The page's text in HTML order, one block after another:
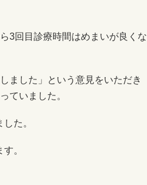
3回目診療時間はめまいが良くな
ました」という意見をいただき
ていました。
た。
。